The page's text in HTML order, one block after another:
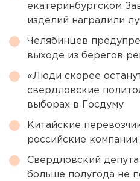
екатеринбургском
изделий наградили
Челябинцев
выходе из берегов
«Люди скорее
свердловские
выборах в Госдуму
Китайские
российские
Свердловский
больше полугода не